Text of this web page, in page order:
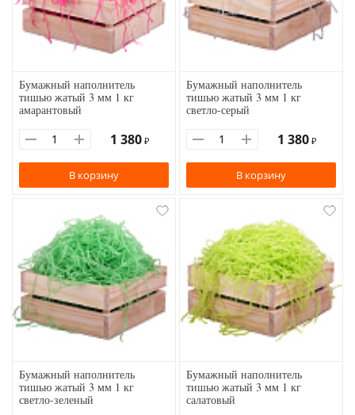
Бумажный наполнитель
тишью жатый 3 мм 1 кг
амарантовый
1 380 ₽
В корзину
Бумажный наполнитель
тишью жатый 3 мм 1 кг
светло-серый
1 380 ₽
В корзину
Бумажный наполнитель
тишью жатый 3 мм 1 кг
светло-зеленый
Бумажный наполнитель
тишью жатый 3 мм 1 кг
салатовый